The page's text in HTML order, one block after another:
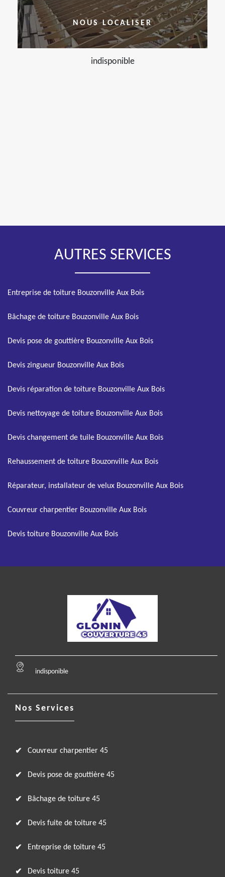
NOUS LOCALISER
indisponible
AUTRES SERVICES
Entreprise de toiture Bouzonville Aux Bois
Bâchage de toiture Bouzonville Aux Bois
Devis pose de gouttière Bouzonville Aux Bois
Devis zingueur Bouzonville Aux Bois
Devis réparation de toiture Bouzonville Aux Bois
Devis nettoyage de toiture Bouzonville Aux Bois
Devis changement de tuile Bouzonville Aux Bois
Rehaussement de toiture Bouzonville Aux Bois
Réparateur, installateur de velux Bouzonville Aux Bois
Couvreur charpentier Bouzonville Aux Bois
Devis toiture Bouzonville Aux Bois
indisponible
Nos Services
Couvreur charpentier 45
Devis pose de gouttière 45
Bâchage de toiture 45
Devis fuite de toiture 45
Entreprise de toiture 45
Devis toiture 45